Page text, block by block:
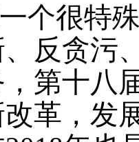
个很特
反贪污
第十八
革，发